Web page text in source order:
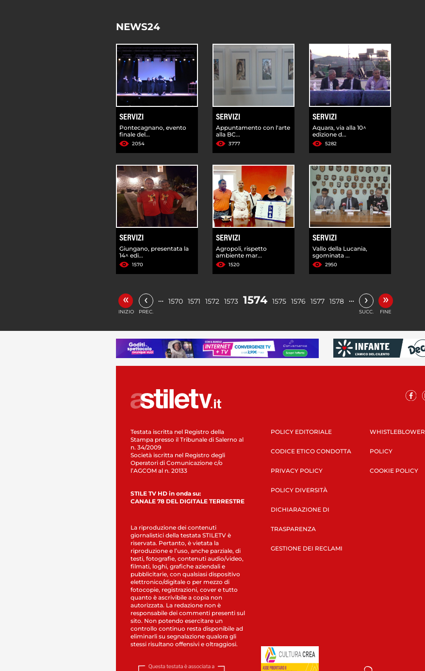
NEWS24
SERVIZI
Pontecagnano, evento
finale del...
2054
SERVIZI
Appuntamento con l'arte
alla BC...
3777
SERVIZI
Aquara, via alla 10^
edizione d...
5282
SERVIZI
Giungano, presentata la
14^ edi...
1570
SERVIZI
Agropoli, rispetto
ambiente mar...
1520
SERVIZI
Vallo della Lucania,
sgominata ...
2950
«
INIZIO
‹
PREC.
… 1570 1571 1572 1573 1574 1575 1576 1577 1578 … ›
SUCC.
»
FINE
Testata iscritta nel Registro della
Stampa presso il Tribunale di Salerno al
n. 34/2009
Società iscritta nel Registro degli
Operatori di Comunicazione c/o
l’AGCOM al n. 20133
STILE TV HD in onda su:
CANALE 78 DEL DIGITALE TERRESTRE
La riproduzione dei contenuti
giornalistici della testata STILETV è
riservata. Pertanto, è vietata la
riproduzione e l’uso, anche parziale, di
testi, fotografie, contenuti audio/video,
filmati, loghi, grafiche aziendali e
pubblicitarie, con qualsiasi dispositivo
elettronico/digitale o per mezzo di
fotocopie, registrazioni, cover e tutto
quanto è ascrivibile a copia non
autorizzata. La redazione non è
responsabile dei commenti presenti sul
sito. Non potendo esercitare un
controllo continuo resta disponibile ad
eliminarli su segnalazione qualora gli
stessi risultano offensivi e oltraggiosi.
POLICY EDITORIALE
CODICE ETICO CONDOTTA
PRIVACY POLICY
POLICY DIVERSITÀ
DICHIARAZIONE DI
TRASPARENZA
GESTIONE DEI RECLAMI
WHISTLEBLOWER
POLICY
COOKIE POLICY